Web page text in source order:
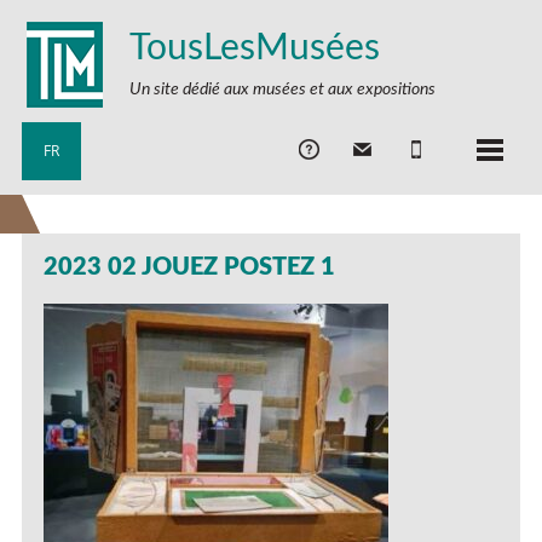
TousLesMusées
Un site dédié aux musées et aux expositions
FR
2023 02 JOUEZ POSTEZ 1